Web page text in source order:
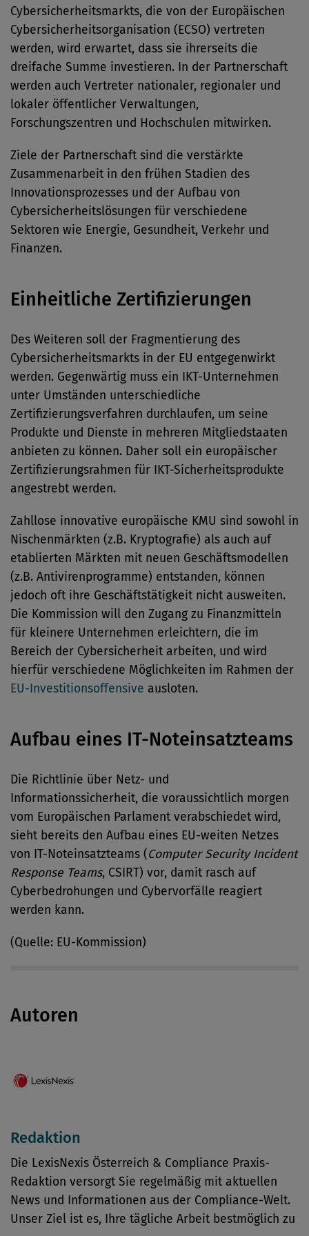
Cybersicherheitsmarkts, die von der Europäischen
Cybersicherheitsorganisation (ECSO) vertreten
werden, wird erwartet, dass sie ihrerseits die
dreifache Summe investieren. In der Partnerschaft
werden auch Vertreter nationaler, regionaler und
lokaler öffentlicher Verwaltungen,
Forschungszentren und Hochschulen mitwirken.
Ziele der Partnerschaft sind die verstärkte
Zusammenarbeit in den frühen Stadien des
Innovationsprozesses und der Aufbau von
Cybersicherheitslösungen für verschiedene
Sektoren wie Energie, Gesundheit, Verkehr und
Finanzen.
Einheitliche Zertifizierungen
Des Weiteren soll der Fragmentierung des
Cybersicherheitsmarkts in der EU entgegenwirkt
werden. Gegenwärtig muss ein IKT-Unternehmen
unter Umständen unterschiedliche
Zertifizierungsverfahren durchlaufen, um seine
Produkte und Dienste in mehreren Mitgliedstaaten
anbieten zu können. Daher soll ein europäischer
Zertifizierungsrahmen für IKT-Sicherheitsprodukte
angestrebt werden.
Zahllose innovative europäische KMU sind sowohl in
Nischenmärkten (z.B. Kryptografie) als auch auf
etablierten Märkten mit neuen Geschäftsmodellen
(z.B. Antivirenprogramme) entstanden, können
jedoch oft ihre Geschäftstätigkeit nicht ausweiten.
Die Kommission will den Zugang zu Finanzmitteln
für kleinere Unternehmen erleichtern, die im
Bereich der Cybersicherheit arbeiten, und wird
hierfür verschiedene Möglichkeiten im Rahmen der
EU-Investitionsoffensive ausloten.
Aufbau eines IT-Noteinsatzteams
Die Richtlinie über Netz- und
Informationssicherheit, die voraussichtlich morgen
vom Europäischen Parlament verabschiedet wird,
sieht bereits den Aufbau eines EU-weiten Netzes
von IT-Noteinsatzteams (Computer Security Incident
Response Teams, CSIRT) vor, damit rasch auf
Cyberbedrohungen und Cybervorfälle reagiert
werden kann.
(Quelle: EU-Kommission)
Autoren
Redaktion
Die LexisNexis Österreich & Compliance Praxis-
Redaktion versorgt Sie regelmäßig mit aktuellen
News und Informationen aus der Compliance-Welt.
Unser Ziel ist es, Ihre tägliche Arbeit bestmöglich zu